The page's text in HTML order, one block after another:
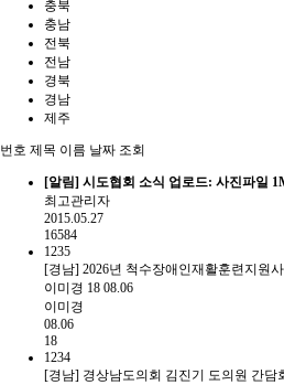
충북
충남
전북
전남
경북
경남
제주
번호 제목 이름 날짜 조회
[알림] 시도협회 소식 업로드: 사진파일
최고관리자
2015.05.27
16584
1235
[경남] 2026년 척수장애인재활훈련지원
이미경 18 08.06
이미경
08.06
18
1234
[경남] 경상남도의회 김진기 도의원 간담